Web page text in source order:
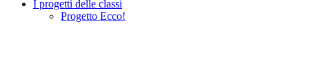
I progetti delle classi
Progetto Ecco!